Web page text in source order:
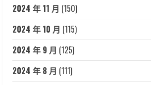
2024 年 11 月 (150)
2024 年 10 月 (115)
2024 年 9 月 (125)
2024 年 8 月 (111)